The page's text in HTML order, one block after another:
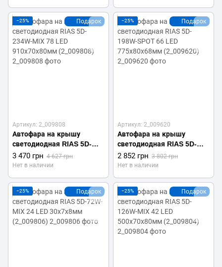
Подарок
−25%
Артикул: 2_009808
Автофара на крышу
светодиодная RIAS 5D-
234W-MIX 78 LED
910х70х80мм (2_009808)
3 470 грн 4 627 грн
Нет в наличии
Подарок
−25%
Артикул: 2_009620
Автофара на крышу
светодиодная RIAS 5D-
198W-SPOT 66 LED
775х80х68мм (2_009620)
2 852 грн 3 802 грн
Нет в наличии
Подарок
−25% Подарок
−25%